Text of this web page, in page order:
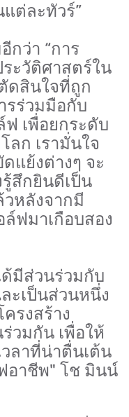
ต่ละทัวร์”
กว่า “การ
ะวัติศาสตร์ใน
ดสินใจที่ถูก
รร่วมมือกับ
เพื่อยกระดับ
ลก เรามั่นใจ
แย้งต่างๆ จะ
รู้สึกยินดีเป็น
หลังจากมี
ฟมาเกือบสอง
ด้มีส่วนร่วมกับ
ะเป็นส่วนหนึ่ง
รงสร้าง
วมกัน เพื่อให้
ลาที่น่าตื่นเต้น
อาชีพ" โช มินน์